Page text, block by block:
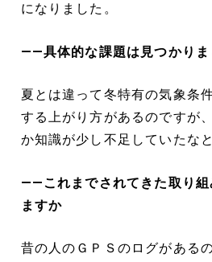
になりました。
――具体的な課題は見つかりま
夏とは違って冬特有の気象条
する上がり方があるのですが
か知識が少し不足していたな
――これまでされてきた取り組
ますか
昔の人のＧＰＳのログがある